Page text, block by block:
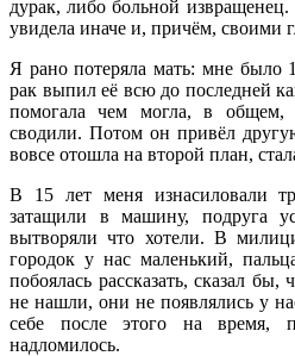
дурак, либо больной
увидела иначе и, причём, своими
Я рано потеряла мать: мне было
рак выпил её всю до последней
помогала чем могла, в общем,
сводили. Потом он привёл
вовсе отошла на второй план,
В 15 лет меня изнасиловали
затащили в машину, подруга
вытворяли что хотели. В
городок у нас маленький,
побоялась рассказать, сказал
не нашли, они не появлялись у
себе после этого на время,
надломилось.